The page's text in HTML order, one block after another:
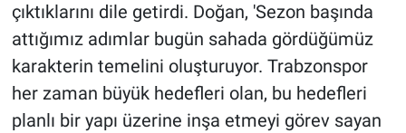
çıktıklarını dile getirdi. Doğan, 'Sezon başında
attığımız adımlar bugün sahada gördüğümüz
karakterin temelini oluşturuyor. Trabzonspor
her zaman büyük hedefleri olan, bu hedefleri
planlı bir yapı üzerine inşa etmeyi görev sayan